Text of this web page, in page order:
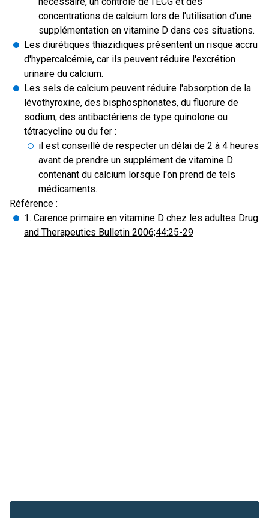
concentrations de calcium lors de l'utilisation d'une
supplémentation en vitamine D dans ces situations.
Les diurétiques thiazidiques présentent un risque accru
d'hypercalcémie, car ils peuvent réduire l'excrétion
urinaire du calcium.
Les sels de calcium peuvent réduire l'absorption de la
lévothyroxine, des bisphosphonates, du fluorure de
sodium, des antibactériens de type quinolone ou
tétracycline ou du fer :
il est conseillé de respecter un délai de 2 à 4 heures
avant de prendre un supplément de vitamine D
contenant du calcium lorsque l'on prend de tels
médicaments.
Référence :
1. Carence primaire en vitamine D chez les adultes Drug
and Therapeutics Bulletin 2006;44:25-29